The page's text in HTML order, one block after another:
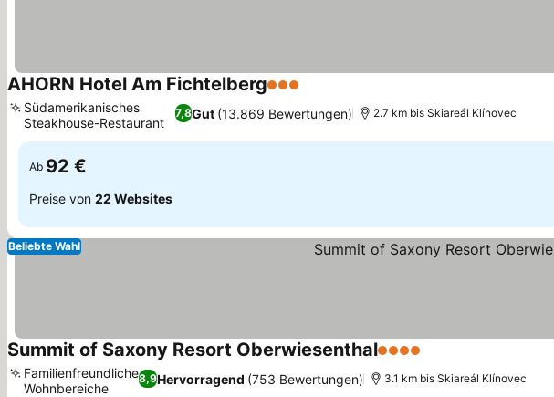
AHORN Hotel Am Fichtelberg3 Sterne
7,8Gut (13.869 Bewertungen)
Südamerikanisches
Steakhouse-Restaurant
2.7 km bis Skiareál Klínovec
Ab 92 €
Preise von 22 Websites
Beliebte Wahl
Summit of Saxony Resort Oberwiesenthal4 Sterne
8,9Hervorragend (753 Bewertungen)
Familienfreundliche
Wohnbereiche
3.1 km bis Skiareál Klínovec